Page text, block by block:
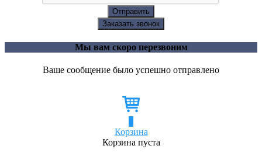
Отправить
Заказать звонок
Мы вам скоро перезвоним
Ваше сообщение было успешно отправлено
Корзина
Корзина пуста